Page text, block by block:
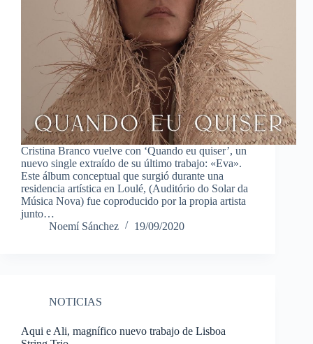
Cristina Branco vuelve con ‘Quando eu quiser’, un
nuevo single extraído de su último trabajo: «Eva».
Este álbum conceptual que surgió durante una
residencia artística en Loulé, (Auditório do Solar da
Música Nova) fue coproducido por la propia artista
junto…
Noemí Sánchez
19/09/2020
NOTICIAS
Aqui e Ali, magnífico nuevo trabajo de Lisboa